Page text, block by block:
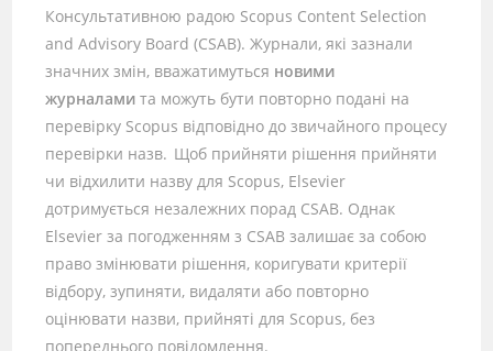
Консультативною радою Scopus Content Selection
and Advisory Board (CSAB). Журнали, які зазнали
значних змін, вважатимуться новими
журналами та можуть бути повторно подані на
перевірку Scopus відповідно до звичайного процесу
перевірки назв. Щоб прийняти рішення прийняти
чи відхилити назву для Scopus, Elsevier
дотримується незалежних порад CSAB. Однак
Elsevier за погодженням з CSAB залишає за собою
право змінювати рішення, коригувати критерії
відбору, зупиняти, видаляти або повторно
оцінювати назви, прийняті для Scopus, без
попереднього повідомлення.